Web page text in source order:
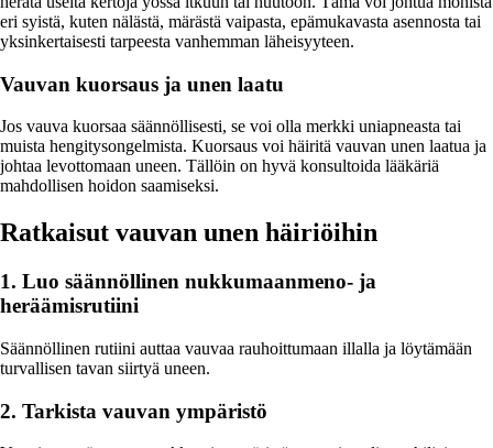
eri syistä, kuten nälästä, märästä vaipasta, epämukavasta asennosta tai
yksinkertaisesti tarpeesta vanhemman läheisyyteen.
Vauvan kuorsaus ja unen laatu
Jos vauva kuorsaa säännöllisesti, se voi olla merkki uniapneasta tai
muista hengitysongelmista. Kuorsaus voi häiritä vauvan unen laatua ja
johtaa levottomaan uneen. Tällöin on hyvä konsultoida lääkäriä
mahdollisen hoidon saamiseksi.
Ratkaisut vauvan unen häiriöihin
1. Luo säännöllinen nukkumaanmeno- ja
heräämisrutiini
Säännöllinen rutiini auttaa vauvaa rauhoittumaan illalla ja löytämään
turvallisen tavan siirtyä uneen.
2. Tarkista vauvan ympäristö